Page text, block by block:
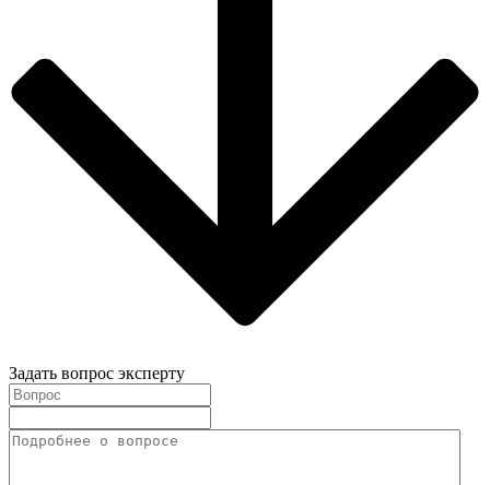
Задать вопрос эксперту